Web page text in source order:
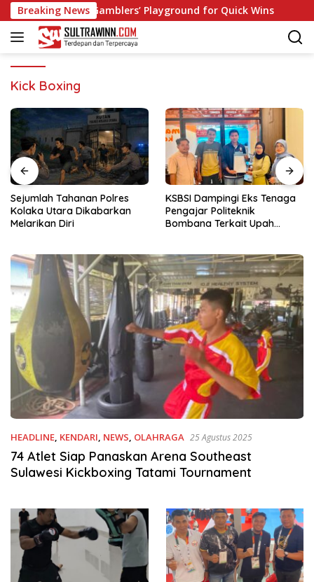
Langsung
ke
konten
Breaking News
Fast‑Paced Gamblers’ Playground for Quick Wins
Kick Boxing
Sejumlah Tahanan Polres
Kolaka Utara Dikabarkan
Melarikan Diri
KSBSI Dampingi Eks Tenaga
Pengajar Politeknik
Bombana Terkait Upah
HEADLINE, KENDARI, NEWS, OLAHRAGA 25 Agustus 2025
74 Atlet Siap Panaskan Arena Southeast
Sulawesi Kickboxing Tatami Tournament